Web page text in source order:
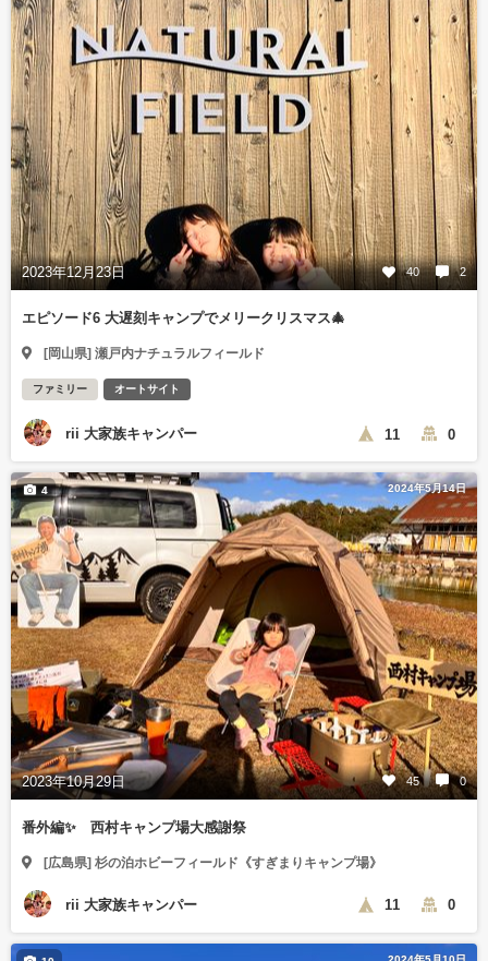
2023年12月23日 40 2
エピソード6 大遅刻キャンプでメリークリスマス🎄
[岡山県] 瀬戸内ナチュラルフィールド
ファミリー オートサイト
rii 大家族キャンパー 11 0
2024年5月14日
2023年10月29日 45 0
4
番外編✨ 西村キャンプ場大感謝祭
[広島県] 杉の泊ホビーフィールド《すぎまりキャンプ場》
rii 大家族キャンパー 11 0